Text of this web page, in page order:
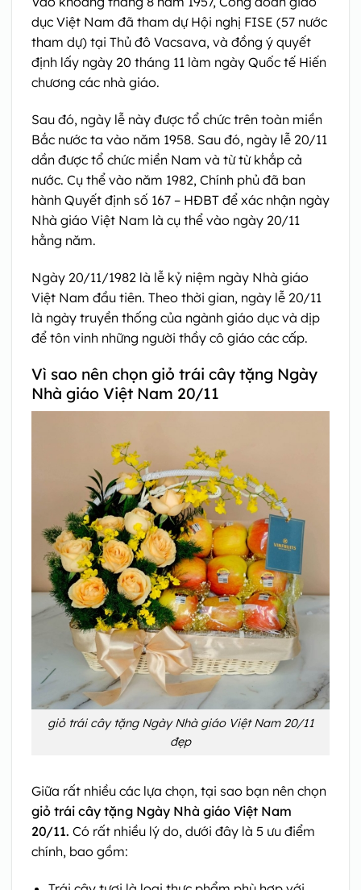
dục Việt Nam đã tham dự Hội nghị FISE (57 nước
tham dự) tại Thủ đô Vacsava, và đồng ý quyết
định lấy ngày 20 tháng 11 làm ngày Quốc tế Hiến
chương các nhà giáo.
Sau đó, ngày lễ này được tổ chức trên toàn miền
Bắc nước ta vào năm 1958. Sau đó, ngày lễ 20/11
dần được tổ chức miền Nam và từ từ khắp cả
nước. Cụ thể vào năm 1982, Chính phủ đã ban
hành Quyết định số 167 – HĐBT để xác nhận ngày
Nhà giáo Việt Nam là cụ thể vào ngày 20/11
hằng năm.
Ngày 20/11/1982 là lễ kỷ niệm ngày Nhà giáo
Việt Nam đầu tiên. Theo thời gian, ngày lễ 20/11
là ngày truyền thống của ngành giáo dục và dịp
để tôn vinh những người thầy cô giáo các cấp.
Vì sao nên chọn giỏ trái cây tặng Ngày
Nhà giáo Việt Nam 20/11
giỏ trái cây tặng Ngày Nhà giáo Việt Nam 20/11
đẹp
Giữa rất nhiều các lựa chọn, tại sao bạn nên chọn
giỏ trái cây tặng Ngày Nhà giáo Việt Nam
20/11. Có rất nhiều lý do, dưới đây là 5 ưu điểm
chính, bao gồm: